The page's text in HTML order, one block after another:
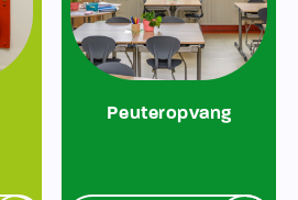
Peuteropvang